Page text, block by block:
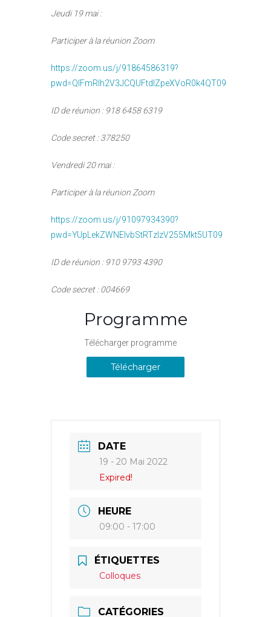
Jeudi 19 mai :
Participer à la réunion Zoom
https://zoom.us/j/91864586319?
pwd=QlFmRlh2V3JCQUFtdlZpeXVoR0k4QT09
ID de réunion : 918 6458 6319
Code secret : 378250
Vendredi 20 mai :
Participer à la réunion Zoom
https://zoom.us/j/91097934390?
pwd=YUpLekZWNEIvbStRTzlzV255Mkt5UT09
ID de réunion : 910 9793 4390
Code secret : 004669
Programme
Télécharger programme
Télécharger
DATE
19 - 20 Mai 2022
Expired!
HEURE
09:00 - 17:00
ÉTIQUETTES
Colloques
CATÉGORIES